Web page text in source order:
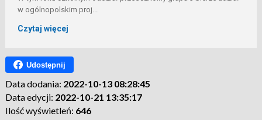
w ogólnopolskim proj...
Czytaj więcej
Udostępnij
Data dodania: 2022-10-13 08:28:45
Data edycji: 2022-10-21 13:35:17
Ilość wyświetleń: 646